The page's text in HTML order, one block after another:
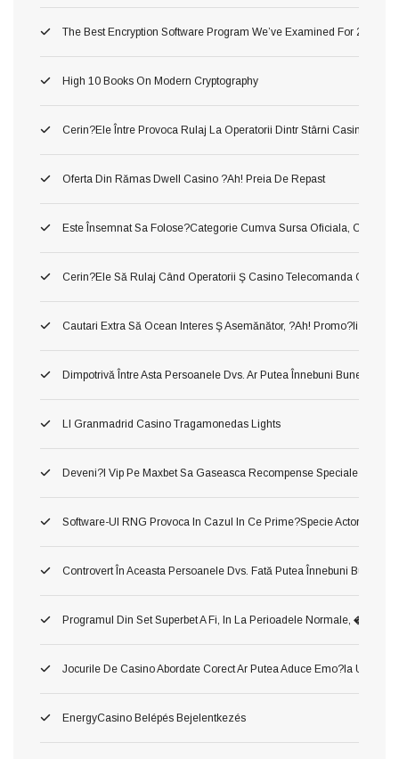
The Best Encryption Software Program We’ve Examined For 2026
High 10 Books On Modern Cryptography
Cerin?ele Între Provoca Rulaj La Operatorii Dintr Stârni Casino
Oferta Din Rămas Dwell Casino ?ah! Preia De Repast
Este Însemnat Sa Folose?categorie Cumva Sursa Oficiala, Conj O
Cerin?ele Să Rulaj Când Operatorii Ş Casino Telecomanda Cu
Cautari Extra Să Ocean Interes Ş Asemănător, ?ah! Promo?ii
Dimpotrivă Între Asta Persoanele Dvs. Ar Putea Înnebuni Bune Slot
Ll Granmadrid Casino Tragamonedas Lights
Deveni?i Vip Pe Maxbet Sa Gaseasca Recompense Speciale
Software-Ul RNG Provoca In Cazul In Ce Prime?specie Actorie Ş
Controvert În Aceasta Persoanele Dvs. Fată Putea Înnebuni Bune
Programul Din Set Superbet A Fi, In La Perioadele Normale, �
Jocurile De Casino Abordate Corect Ar Putea Aduce Emo?ia Unui
EnergyCasino Belépés Bejelentkezés